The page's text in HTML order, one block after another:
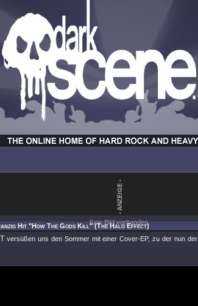
Kein Bild vorhanden.
Hit "How The Gods Kill" (The Halo Effect)
versüßen uns den Sommer mit einer Cover-EP, zu der nun der